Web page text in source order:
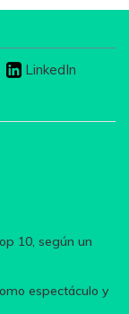
LinkedIn
10, según un
espectáculo y